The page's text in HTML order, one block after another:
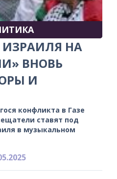
ИЗРАИЛЯ НА
ВНОВЬ
И
конфликта в Газе
ставят под
в музыкальном